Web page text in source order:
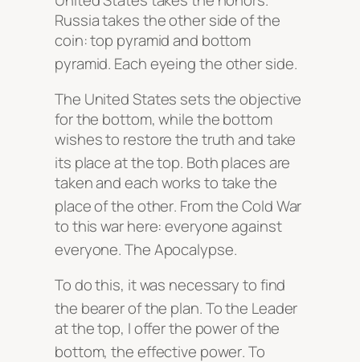
Russia takes the other side of the
coin: top pyramid and bottom
pyramid. Each eyeing the other side.
The United States sets the objective
for the bottom, while the bottom
wishes to restore the truth and take
its place at the top. Both places are
taken and each works to take the
place of the other. From the Cold War
to this war here: everyone against
everyone. The Apocalypse.
To do this, it was necessary to find
the bearer of the plan. To the Leader
at the top, I offer the power of the
bottom, the effective power. To